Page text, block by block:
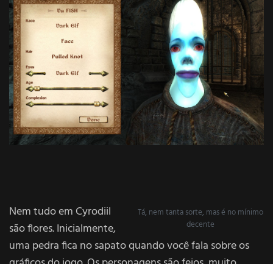
Tá, nem tanta sorte, mas é no mínimo
decente
Nem tudo em Cyrodiil
são flores. Inicialmente,
uma pedra fica no sapato quando você fala sobre os